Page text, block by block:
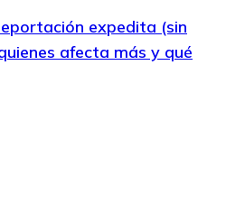
expedita (sin
afecta más y qué